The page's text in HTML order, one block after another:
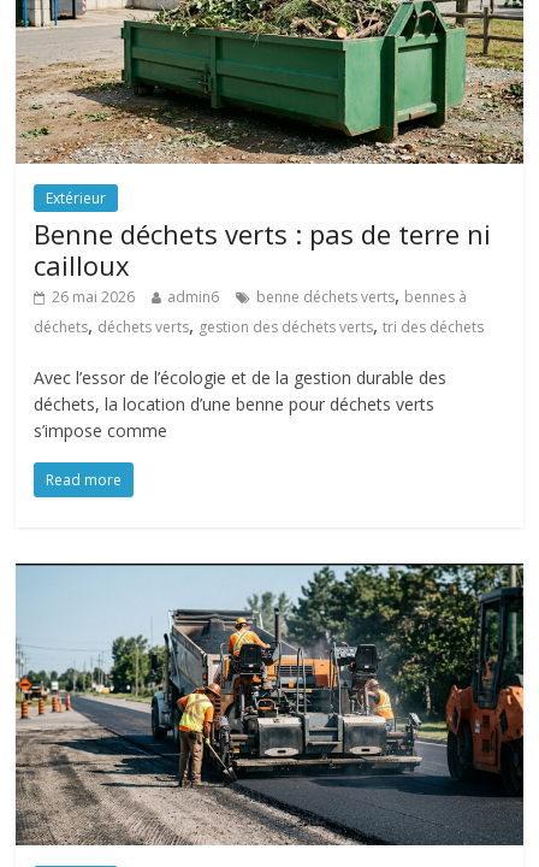
Extérieur
Benne déchets verts : pas de terre ni
cailloux
26 mai 2026 admin6 benne déchets verts, bennes à
déchets, déchets verts, gestion des déchets verts,tri des déchets
Avec l’essor de l’écologie et de la gestion durable des
déchets, la location d’une benne pour déchets verts
s’impose comme
Read more